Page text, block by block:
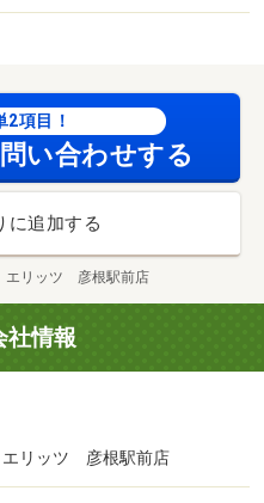
2項目！
い合わせする
に追加する
エリッツ 彦根駅前店
社情報
エリッツ 彦根駅前店